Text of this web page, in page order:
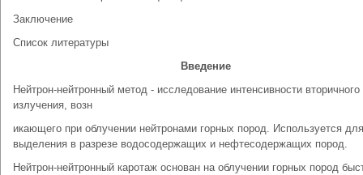
Заключение
Список литературы
Введение
Нейтрон-нейтронный метод - исследование интенсивности вторичного
излучения, возн
икающего при облучении нейтронами горных пород. Используется для
выделения в разрезе водосодержащих и нефтесодержащих пород.
Нейтрон-нейтронный каротаж основан на облучении горных пород